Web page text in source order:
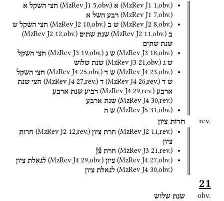
(MzRev J1 1,obv.) א (MzRev J1 5,obv.) חצי השקל א
(MzRev J1 7,obv.) רבע השל א
(MzRev J2 8,obv.) ש ב (MzRev J2 10,obv.) חצי השקל ש
ב
(MzRev J2 11,obv.) שנת שתים (MzRev J2 12,obv.)
שנת שתים
(MzRev J3 18,obv.) ש ג (MzRev J3 19,obv.) חצי השקל
ש ג (MzRev J3 21,obv.) שנת שלוש
(MzRev J4 23,obv.) ש ד (MzRev J4 25,obv.) חצי השקל
ש ד (MzRev J4 26,rev.) ד (MzRev J4 27,rev.) חצי שנת
ארבע
(MzRev J4 29,rev.) רביע שנת ארבע
(MzRev J4 30,rev.) שנת ארבע
(MzRev J5 31,obv.) ש ה
rev. חרות ציון
(MzRev J2 11,rev.) חרת ציון (MzRev J2 12,rev.)
חרות
ציון
(MzRev J3 21,rev.) חרת צ֯ן֯
(MzRev J4 27,obv.) ציון (MzRev J4 29,obv.) ל֯גאלת ציון
(MzRev J4 30,obv.) לגאלת ציון
21
obv. שנת שלוש